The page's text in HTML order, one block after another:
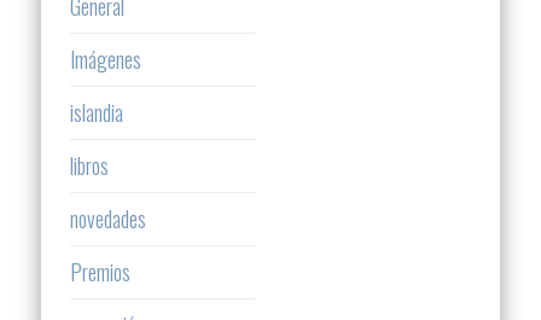
Imágenes
islandia
libros
novedades
Premios